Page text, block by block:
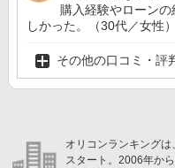
購入経験やローン
しかった。（30代／女性）
その他の口コミ・評
オリコンランキング
スタート。2006年か